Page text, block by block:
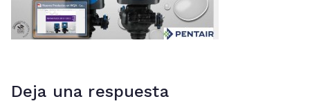
Deja una respuesta